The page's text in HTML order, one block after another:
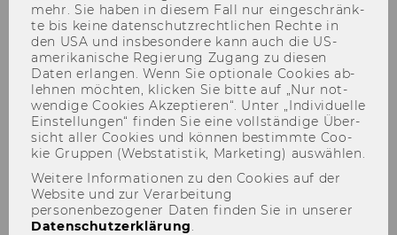
Felicia Hawranek, LL.B. (WU)
mehr. Sie haben in die­sem Fall nur ein­ge­schränk­
te bis keine da­ten­schutz­recht­li­chen Rech­te in
den USA und ins­be­son­de­re kann auch die US-​
amerikanische Re­gie­rung Zu­gang zu die­sen
Daten er­lan­gen. Wenn Sie op­tio­na­le Coo­kies ab­
leh­nen möch­ten, kli­cken Sie bitte auf „Nur not­
wen­di­ge Coo­kies Ak­zep­tie­ren“. Unter „In­di­vi­du­el­le
Ein­stel­lun­gen“ fin­den Sie eine voll­stän­di­ge Über­
sicht aller Coo­kies und kön­nen be­stimm­te Coo­
kie Grup­pen (Web­sta­tis­tik, Mar­ke­ting) aus­wäh­len.
Weitere Informationen zu den Cookies auf der
Website und zur Verarbeitung
personenbezogener Daten finden Sie in unserer
Datenschutzerklärung.